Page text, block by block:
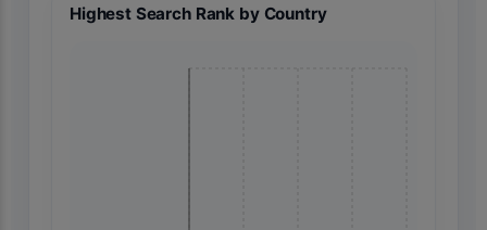
Highest Search Rank by Country